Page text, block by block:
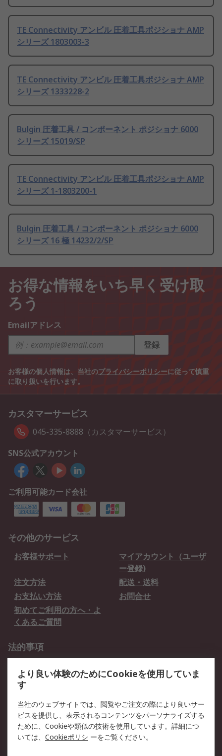
TE Connectivity アンビル 圧着工具ポジショナ AMP
シリーズ 1803003-3
TE Connectivity アンビル 圧着工具ポジショナ AMP
シリーズ 1333228-2
Bulgin 圧着工具 / コンポーネント ポジショナ 6000
シリーズ 15019/SP
TE Connectivity アンビル 圧着工具ポジショナ AMP
シリーズ 1-1803200-1
Bulgin 圧着工具 / コンポーネント ポジショナ 6000
シリーズ 16 極 14232/2/SP
お得な情報をいち早く受け取
ろう
Emailアドレス
登録
お客様の個人情報は、当社のプライバシーポリシーに従って慎重
に取り扱いを行います。
カスタマーサービス
045-335-8888（カスタマーサービス）
SNS公式アカウント
ご利用可能カード会社
その他のサービス
お客様サポート
マイアカウント（ユーザ
ー登録)
注文方法
配送・送料
お支払い方法
お問合せ
初めてご利用の方へ・よ
くあるご質問
法的事項
クッキーポリシー
RSについて
会社概要
採用情報
プレスリリース＆お知ら
コーポレートサイト
より良い体験のためにCookieを使用していま
す
当社のウェブサイトでは、閲覧やご注文の際により良いサー
ビスを提供し、表示されるコンテンツをパーソナライズする
ために、Cookieや類似の技術を使用しています。詳細につ
いては、 Cookieポリシ ーをご覧ください。